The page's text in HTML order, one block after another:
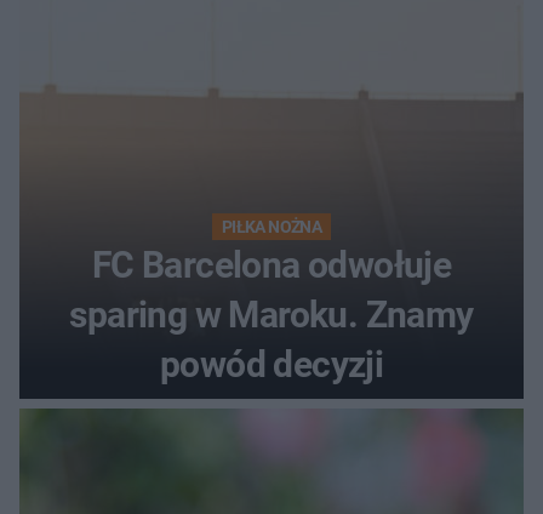
PIŁKA NOŻNA
FC Barcelona odwołuje
sparing w Maroku. Znamy
powód decyzji